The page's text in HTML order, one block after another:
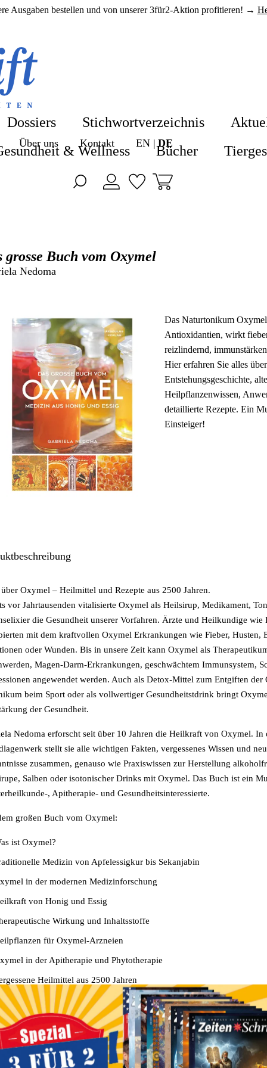
Ausgaben bestellen und von unserer 3für2-Aktion profitieren! →
Über uns Kontakt EN DE
Dossiers Stichwortverzeichnis
& Wellness
Bücher
grosse Buch vom Oxymel
Nedoma
Das Naturtonikum
Antioxidantien, wirkt
reizlindernd,
Hier erfahren Sie alles
Entstehungsgeschichte,
Heilpflanzenwissen,
detaillierte Rezepte. Ein
Einsteiger!
Oxymel – Heilmittel und Rezepte aus 2500 Jahren.
vor Jahrtausenden vitalisierte Oxymel als Heilsirup, Medikament,
die Gesundheit unserer Vorfahren. Ärzte und Heilkundige
mit dem kraftvollen Oxymel Erkrankungen wie Fieber, Husten,
oder Wunden. Bis in unsere Zeit kann Oxymel als
Magen-Darm-Erkrankungen, geschwächtem Immunsystem,
angewendet werden. Auch als Detox-Mittel zum Entgiften der
beim Sport oder als vollwertiger Gesundheitstdrink bringt
der Gesundheit.
Nedoma erforscht seit über 10 Jahren die Heilkraft von Oxymel. In
stellt sie alle wichtigen Fakten, vergessenes Wissen und
zusammen, genauso wie Praxiswissen zur Herstellung
Salben oder isotonischer Drinks mit Oxymel. Das Buch ist ein
, Apitherapie- und Gesundheitsinteressierte.
großen Buch vom Oxymel:
ist Oxymel?
Medizin von Apfelessigkur bis Sekanjabin
in der modernen Medizinforschung
von Honig und Essig
Wirkung und Inhaltsstoffe
für Oxymel-Arzneien
in der Apitherapie und Phytotherapie
Heilmittel aus 2500 Jahren
mit Oxymel
100 Rezepte, Anleitungen und praktische Anwendungen
Autorin:
Aktuell
Abonnement
Alle Produkte
Hefte & Abos
St. Helia-
Spezial-
Fundgrube